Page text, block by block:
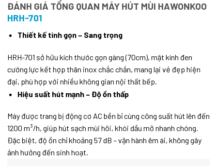
ĐÁNH GIÁ TỔNG QUAN MÁY HÚT MÙI HAWONKOO
HRH-701
Thiết kế tinh gọn – Sang trọng
HRH-701 sở hữu kích thước gọn gàng (70cm), mặt kính đen
cường lực kết hợp thân inox chắc chắn, mang lại vẻ đẹp hiện
đại, phù hợp với nhiều không gian nội thất bếp.
Hiệu suất hút mạnh – Độ ồn thấp
Máy được trang bị động cơ AC bền bỉ cùng công suất hút lên đến
1200 m³/h, giúp hút sạch mùi hôi, khói dầu mỡ nhanh chóng.
Đặc biệt, độ ồn chỉ khoảng 57 dB – vận hành êm ái, không gây
ảnh hưởng đến sinh hoạt.